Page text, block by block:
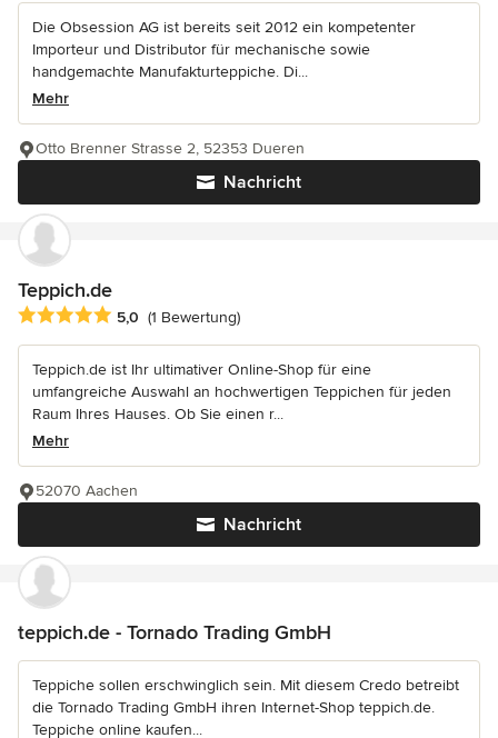
Die Obsession AG ist bereits seit 2012 ein kompetenter
Importeur und Distributor für mechanische sowie
handgemachte Manufakturteppiche. Di...
Mehr
Nachricht
Otto Brenner Strasse 2, 52353 Dueren
Teppich.de
Durchschnittliche Bewertung: 5 von 5 Sternen
5,0 (1 Bewertung)
Teppich.de ist Ihr ultimativer Online-Shop für eine
umfangreiche Auswahl an hochwertigen Teppichen für jeden
Raum Ihres Hauses. Ob Sie einen r...
Mehr
Nachricht
52070 Aachen
teppich.de - Tornado Trading GmbH
Teppiche sollen erschwinglich sein. Mit diesem Credo betreibt
die Tornado Trading GmbH ihren Internet-Shop teppich.de.
Teppiche online kaufen...